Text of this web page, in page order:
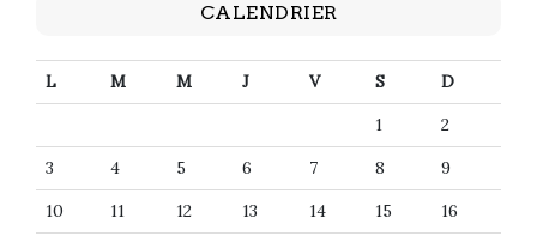
CALENDRIER
L M M J V S
D
1
2
3
4 5 6 7 8
9
10
11 12 13 14 15
16